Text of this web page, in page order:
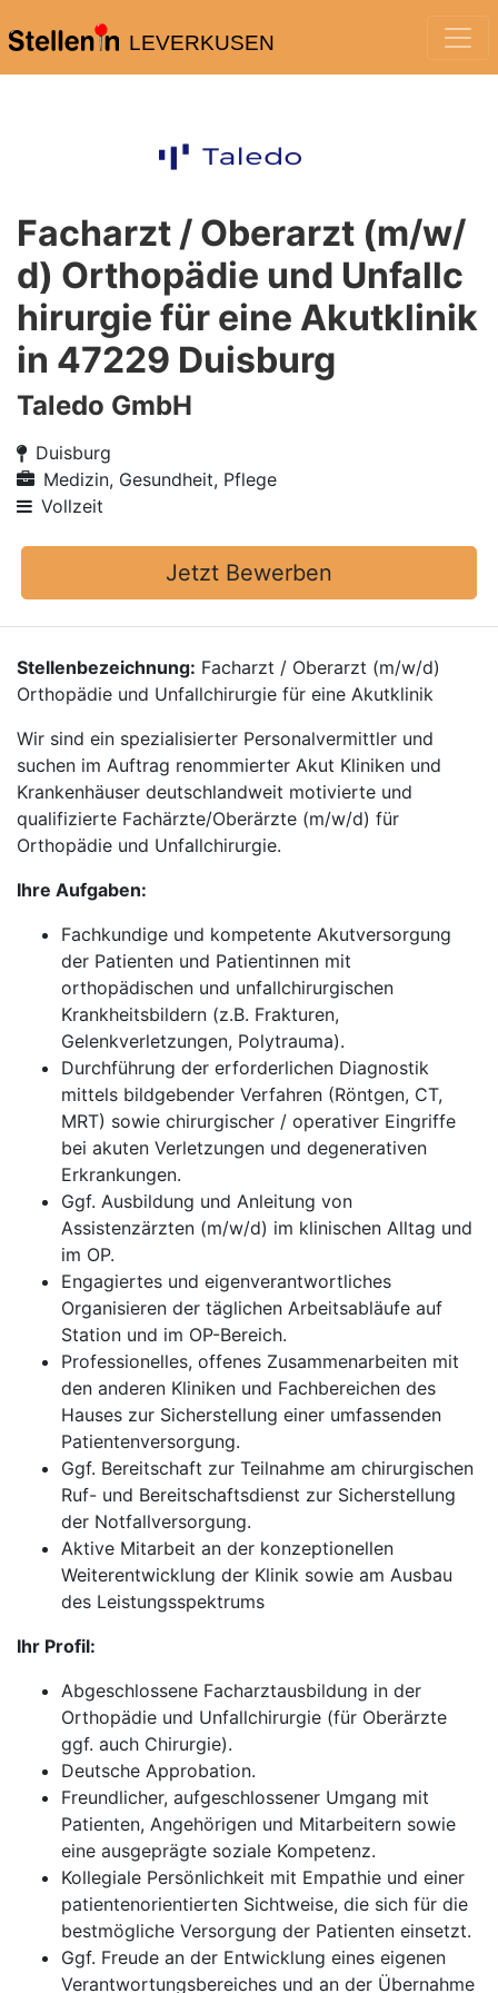
LEVERKUSEN
Facharzt / Oberarzt (m/w/
d) Orthopädie und Unfallc
hirurgie für eine Akutklinik
in 47229 Duisburg
Taledo GmbH
Duisburg
Medizin, Gesundheit, Pflege
Vollzeit
Jetzt Bewerben
Stellenbezeichnung: Facharzt / Oberarzt (m/w/d)
Orthopädie und Unfallchirurgie für eine Akutklinik
Wir sind ein spezialisierter Personalvermittler und
suchen im Auftrag renommierter Akut Kliniken und
Krankenhäuser deutschlandweit motivierte und
qualifizierte Fachärzte/Oberärzte (m/w/d) für
Orthopädie und Unfallchirurgie.
Ihre Aufgaben:
Fachkundige und kompetente Akutversorgung
der Patienten und Patientinnen mit
orthopädischen und unfallchirurgischen
Krankheitsbildern (z.B. Frakturen,
Gelenkverletzungen, Polytrauma).
Durchführung der erforderlichen Diagnostik
mittels bildgebender Verfahren (Röntgen, CT,
MRT) sowie chirurgischer / operativer Eingriffe
bei akuten Verletzungen und degenerativen
Erkrankungen.
Ggf. Ausbildung und Anleitung von
Assistenzärzten (m/w/d) im klinischen Alltag und
im OP.
Engagiertes und eigenverantwortliches
Organisieren der täglichen Arbeitsabläufe auf
Station und im OP-Bereich.
Professionelles, offenes Zusammenarbeiten mit
den anderen Kliniken und Fachbereichen des
Hauses zur Sicherstellung einer umfassenden
Patientenversorgung.
Ggf. Bereitschaft zur Teilnahme am chirurgischen
Ruf- und Bereitschaftsdienst zur Sicherstellung
der Notfallversorgung.
Aktive Mitarbeit an der konzeptionellen
Weiterentwicklung der Klinik sowie am Ausbau
des Leistungsspektrums
Ihr Profil:
Abgeschlossene Facharztausbildung in der
Orthopädie und Unfallchirurgie (für Oberärzte
ggf. auch Chirurgie).
Deutsche Approbation.
Freundlicher, aufgeschlossener Umgang mit
Patienten, Angehörigen und Mitarbeitern sowie
eine ausgeprägte soziale Kompetenz.
Kollegiale Persönlichkeit mit Empathie und einer
patientenorientierten Sichtweise, die sich für die
bestmögliche Versorgung der Patienten einsetzt.
Ggf. Freude an der Entwicklung eines eigenen
Verantwortungsbereiches und an der Übernahme